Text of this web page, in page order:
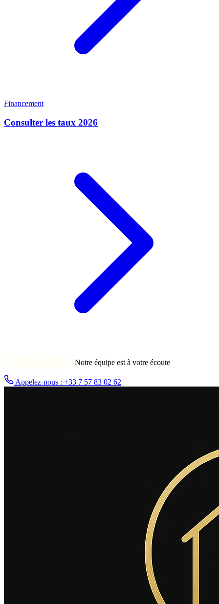
Financement
Consulter les taux 2026
Notre équipe est à votre écoute
Appelez-nous : +33 7 57 83 02 62